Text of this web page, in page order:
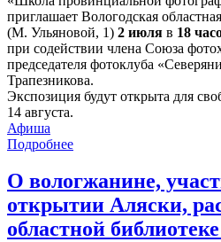
приглашает Вологодская
(М. Ульяновой, 1) 2 июля в 18
при содействии члена Союза
председателя фотоклуба
Трапезникова.
Экспозиция будут открыта для
14 августа.
Афиша
Подробнее
О вологжанине,
открытии Аляски,
областной библиотеке